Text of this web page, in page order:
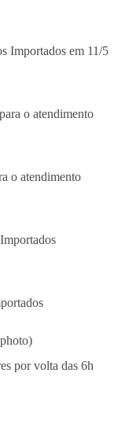
Importados em 11/5
o atendimento